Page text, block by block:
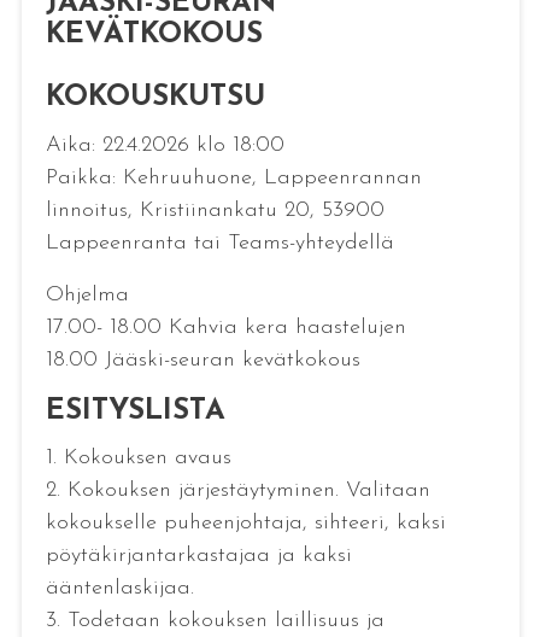
KEVÄTKOKOUS
KOKOUSKUTSU
Aika: 22.4.2026 klo 18:00
Paikka: Kehruuhuone, Lappeenrannan
linnoitus, Kristiinankatu 20, 53900
Lappeenranta tai Teams-yhteydellä
Ohjelma
17.00- 18.00 Kahvia kera haastelujen
18.00 Jääski-seuran kevätkokous
ESITYSLISTA
1. Kokouksen avaus
2. Kokouksen järjestäytyminen. Valitaan
kokoukselle puheenjohtaja, sihteeri, kaksi
pöytäkirjantarkastajaa ja kaksi
ääntenlaskijaa.
3. Todetaan kokouksen laillisuus ja